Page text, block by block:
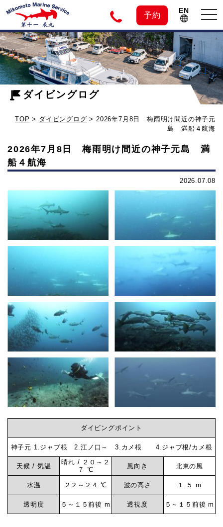
予約
EN
神
子
元
の
ダ
イ
ビ
ン
グ
な
ら
神
元
マ
2026
年
7
日
雨
明
近
の
神
島
満
船
４
海
イ
ビ
ン
神
ダイビングログ
TOP > ダイビングログ > 2026年7月8日 梅雨明け間近の神子元
島 満船４航海
2026年7月8日 梅雨明け間近の神子元島 満
船４航海
2026.07.08
ダイビングポイント
神子元 1.ジャブ根 2.江ノ口～ 3.カメ根 4.ジャブ根/カメ根
天候 / 気温
晴れ / ２０～２
７ ℃
風向き 北東の風
水温 ２２～２４ ℃ 波の高さ １.５ m
透明度 ５～１５前後 m 透視度 ５～１５前後 m